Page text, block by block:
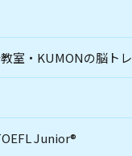
室・KUMONの脳トレ
Junior®